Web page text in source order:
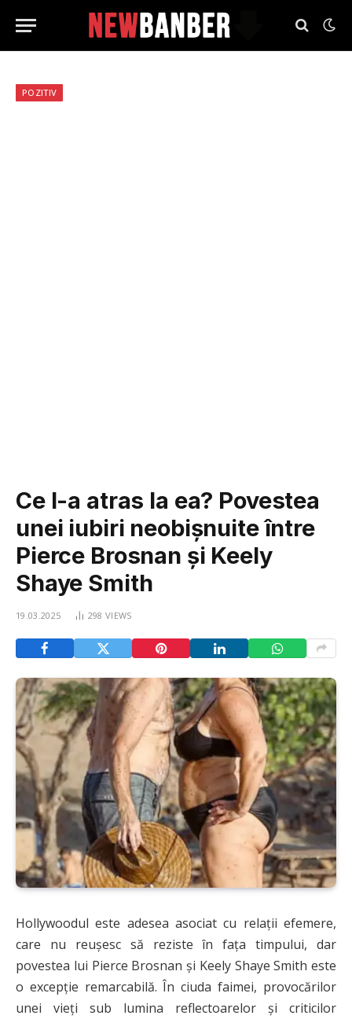
POZITIV
Ce l-a atras la ea? Povestea
unei iubiri neobișnuite între
Pierce Brosnan și Keely
Shaye Smith
19.03.2025 298 VIEWS
Hollywoodul este adesea asociat cu relații efemere,
care nu reușesc să reziste în fața timpului, dar
povestea lui Pierce Brosnan și Keely Shaye Smith este
o excepție remarcabilă. În ciuda faimei, provocărilor
unei vieți sub lumina reflectoarelor și criticilor